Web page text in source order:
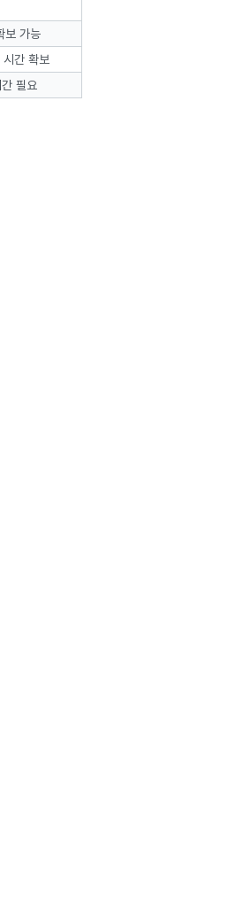
보 가능
시간 확보
필요